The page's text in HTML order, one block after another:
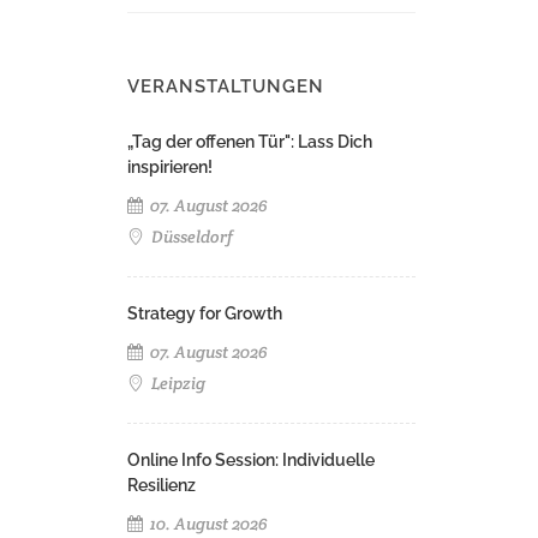
VERANSTALTUNGEN
„Tag der offenen Tür": Lass Dich
inspirieren!
07. August 2026
Düsseldorf
Strategy for Growth
07. August 2026
Leipzig
Online Info Session: Individuelle
Resilienz
10. August 2026